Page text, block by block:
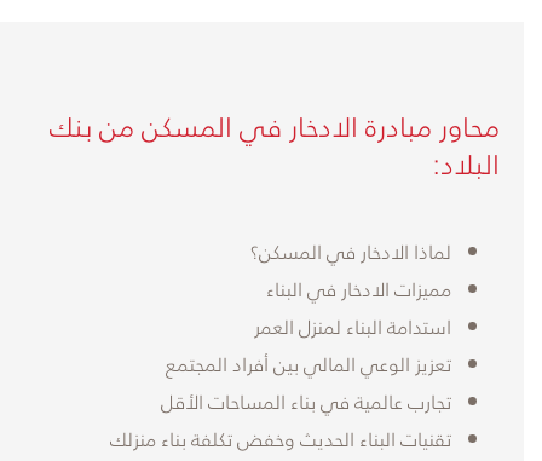
محاور مبادرة الادخار في المسكن من بنك
البلاد:
لماذا الادخار في المسكن؟
مميزات الادخار في البناء
استدامة البناء لمنزل العمر
تعزيز الوعي المالي بين أفراد المجتمع
تجارب عالمية في بناء المساحات الأقل
تقنيات البناء الحديث وخفض تكلفة بناء منزلك